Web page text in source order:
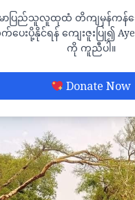
မာပြည်သူလူထုထံ တိကျမှန်ကန်သ
းပို့နိုင်ရန် ကျေးဇူးပြု၍
ကို ကူညီပါ။
Donate Now
ပေါ်တွင် လေပြင်းတို
၂ နှစ်အရွယ် ကလေး
ခြေ ၄၀ ကျော်ပျက်စီး
MAY 2, 2024